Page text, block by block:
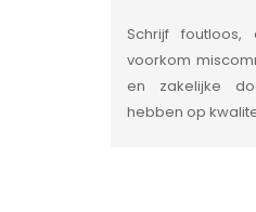
Schrijf
voorkom
en zakelijke
hebben op